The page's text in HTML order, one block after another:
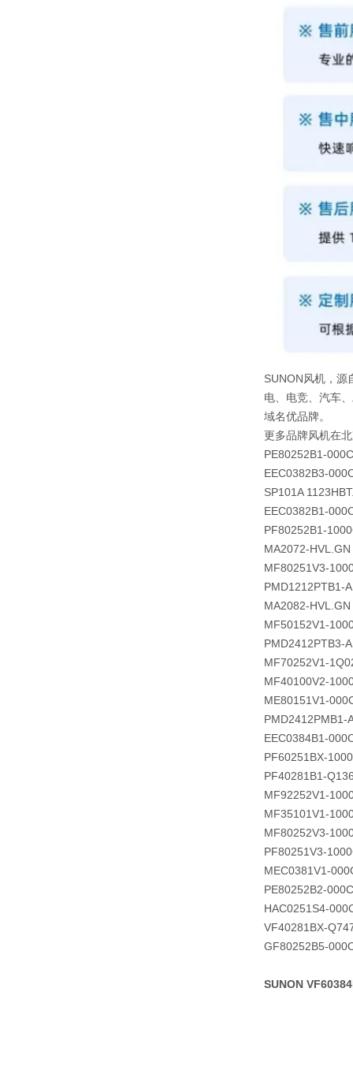
SUNON风机，源
电、电竞、汽车
域名优品牌。
更多品牌风机在
PE80252B1-
EEC0382B3-
SP101A
EEC0382B1-
PF80252B1-
MA2072-HVL.GN
MF80251V3-
PMD1212PTB1-
MA2082-HVL.GN
MF50152V1-
PMD2412PTB3-
MF70252V1-
MF40100V2-
ME80151V1-
PMD2412PMB1-
EEC0384B1-
PF60251BX-
PF40281B1-
MF92252V1-
MF35101V1-
MF80252V3-
PF80251V3-
MEC0381V1-
PE80252B2-
HAC0251S4-
VF40281BX-
GF80252B5-
SUNON